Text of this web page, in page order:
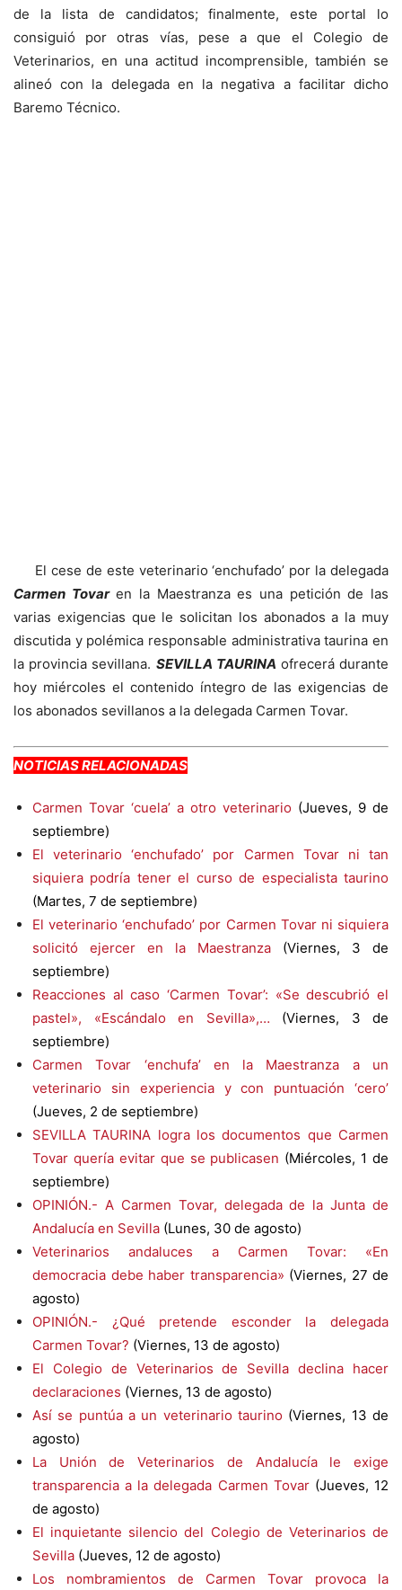
de la lista de candidatos; finalmente, este portal lo
consiguió por otras vías, pese a que el Colegio de
Veterinarios, en una actitud incomprensible, también se
alineó con la delegada en la negativa a facilitar dicho
Baremo Técnico.
El cese de este veterinario ‘enchufado’ por la delegada
Carmen Tovaren la Maestranza es una petición de las
varias exigencias que le solicitan los abonados a la muy
discutida y polémica responsable administrativa taurina en
la provincia sevillana. SEVILLA TAURINA ofrecerá durante
hoy miércoles el contenido íntegro de las exigencias de
los abonados sevillanos a la delegada Carmen Tovar.
NOTICIAS RELACIONADAS
Carmen Tovar ‘cuela’ a otro veterinario (Jueves, 9 de
septiembre)
El veterinario ‘enchufado’ por Carmen Tovar ni tan
siquiera podría tener el curso de especialista taurino
(Martes, 7 de septiembre)
El veterinario ‘enchufado’ por Carmen Tovar ni siquiera
solicitó ejercer en la Maestranza (Viernes, 3 de
septiembre)
Reacciones al caso ‘Carmen Tovar’: «Se descubrió el
pastel», «Escándalo en Sevilla»,… (Viernes, 3 de
septiembre)
Carmen Tovar ‘enchufa’ en la Maestranza a un
veterinario sin experiencia y con puntuación ‘cero’
(Jueves, 2 de septiembre)
SEVILLA TAURINA logra los documentos que Carmen
Tovar quería evitar que se publicasen (Miércoles, 1 de
septiembre)
OPINIÓN.- A Carmen Tovar, delegada de la Junta de
Andalucía en Sevilla (Lunes, 30 de agosto)
Veterinarios andaluces a Carmen Tovar: «En
democracia debe haber transparencia» (Viernes, 27 de
agosto)
OPINIÓN.- ¿Qué pretende esconder la delegada
Carmen Tovar? (Viernes, 13 de agosto)
El Colegio de Veterinarios de Sevilla declina hacer
declaraciones (Viernes, 13 de agosto)
Así se puntúa a un veterinario taurino (Viernes, 13 de
agosto)
La Unión de Veterinarios de Andalucía le exige
transparencia a la delegada Carmen Tovar(Jueves, 12
de agosto)
El inquietante silencio del Colegio de Veterinarios de
Sevilla (Jueves, 12 de agosto)
Los nombramientos de Carmen Tovar provoca la